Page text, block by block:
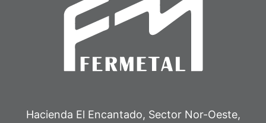
Hacienda El Encantado, Sector Nor-Oeste,